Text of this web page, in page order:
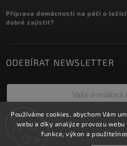
Používáme cookies, abychom Vám
webu a díky analýze provozu
funkce, výkon a
Příprava domácnosti na péči o
dobré zajistit?
ODEBÍRAT NEWSLETTER
Přihlásit